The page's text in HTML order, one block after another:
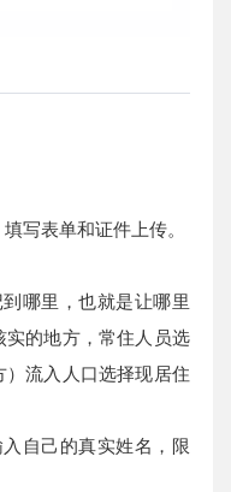
写表单和证件上传。
哪里，也就是让哪里
实的地方，常住人员选
流入人口选择现居住
入自己的真实姓名，限